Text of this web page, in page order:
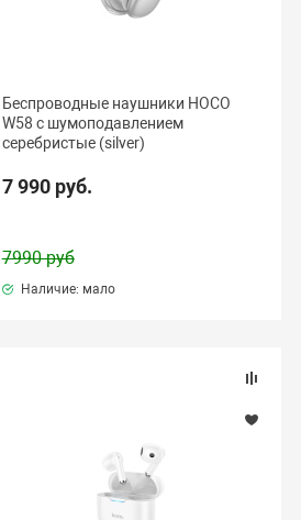
Беспроводные наушники HOCO
W58 с шумоподавлением
серебристые (silver)
7 990 руб.
7990 руб
Наличие: мало